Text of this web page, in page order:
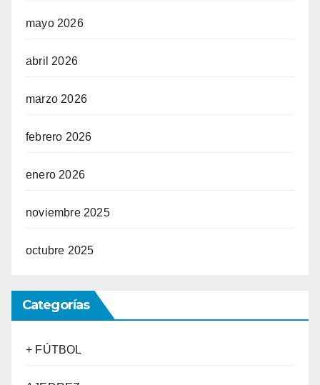
mayo 2026
abril 2026
marzo 2026
febrero 2026
enero 2026
noviembre 2025
octubre 2025
Categorías
+ FÚTBOL